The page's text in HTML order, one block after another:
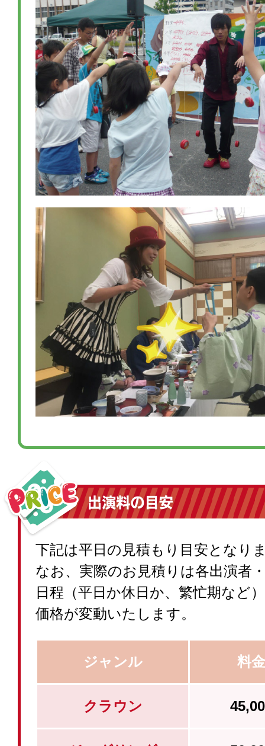
下記は平日の見積もり目安となり
なお、実際のお見積りは各出演者
日程（平日か休日か、繁忙期など
価格が変動いたします。
ジャンル 料
クラウン